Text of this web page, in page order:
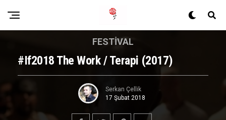
FESTIVAL
#if2018 The Work / Terapi (2017)
Serkan Çellik
17 Şubat 2018